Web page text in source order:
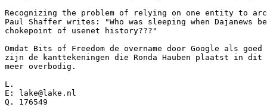
Recognizing the problem of relying on one entity to
Paul Shaffer writes: "Who was sleeping when Dajanews
chokepoint of usenet history???"
Omdat Bits of Freedom de overname door Google als
zijn de kanttekeningen die Ronda Hauben plaatst in dit
meer overbodig.
L.
E: lake@lake.nl
Q. 176549